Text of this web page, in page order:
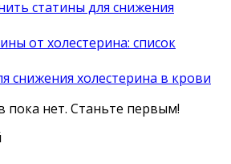
от холестерина: список
снижения холестерина в крови
нет. Станьте первым!